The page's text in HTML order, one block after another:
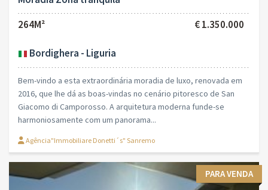
264M²
€ 1.350.000
Bordighera - Liguria
Bem-vindo a esta extraordinária moradia de luxo, renovada em
2016, que lhe dá as boas-vindas no cenário pitoresco de San
Giacomo di Camporosso. A arquitetura moderna funde-se
harmoniosamente com um panorama...
Agência"Immobiliare Donetti´s" Sanremo
PARA VENDA